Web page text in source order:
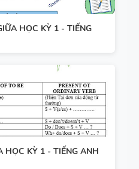
HỌC KỲ 1 - TIẾNG
HỌC KỲ 1 - TIẾNG ANH